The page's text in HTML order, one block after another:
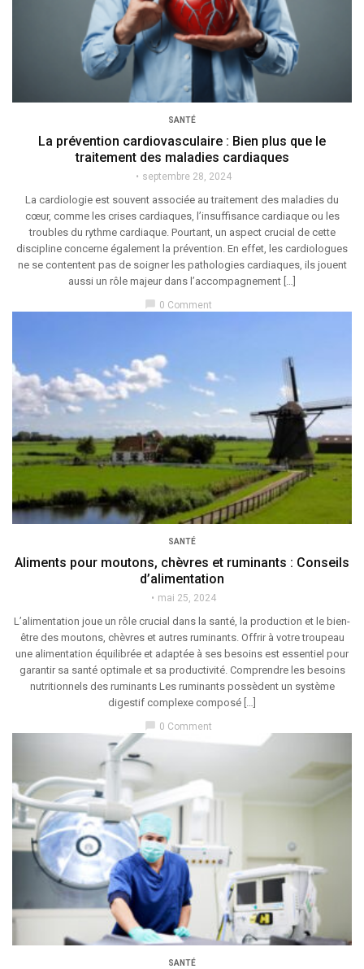
SANTÉ
La prévention cardiovasculaire : Bien plus que le
traitement des maladies cardiaques
septembre 28, 2024
La cardiologie est souvent associée au traitement des maladies du
cœur, comme les crises cardiaques, l’insuffisance cardiaque ou les
troubles du rythme cardiaque. Pourtant, un aspect crucial de cette
discipline concerne également la prévention. En effet, les cardiologues
ne se contentent pas de soigner les pathologies cardiaques, ils jouent
aussi un rôle majeur dans l’accompagnement […]
0 Comment
SANTÉ
Aliments pour moutons, chèvres et ruminants : Conseils
d’alimentation
mai 25, 2024
L’alimentation joue un rôle crucial dans la santé, la production et le bien-
être des moutons, chèvres et autres ruminants. Offrir à votre troupeau
une alimentation équilibrée et adaptée à ses besoins est essentiel pour
garantir sa santé optimale et sa productivité. Comprendre les besoins
nutritionnels des ruminants Les ruminants possèdent un système
digestif complexe composé […]
chat_bubble 0 Comment
SANTÉ